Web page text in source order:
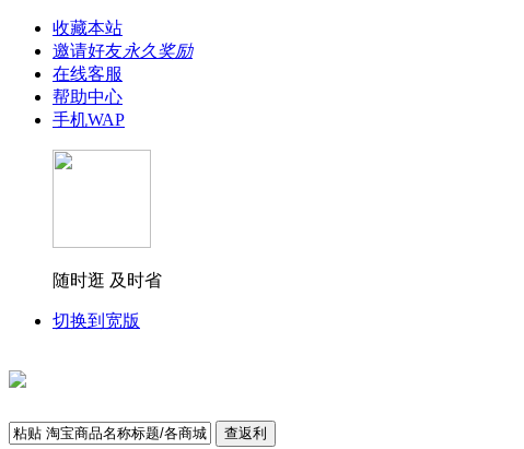
收藏本站
邀请好友永久奖励
在线客服
帮助中心
手机WAP
随时逛 及时省
切换到宽版
查返利